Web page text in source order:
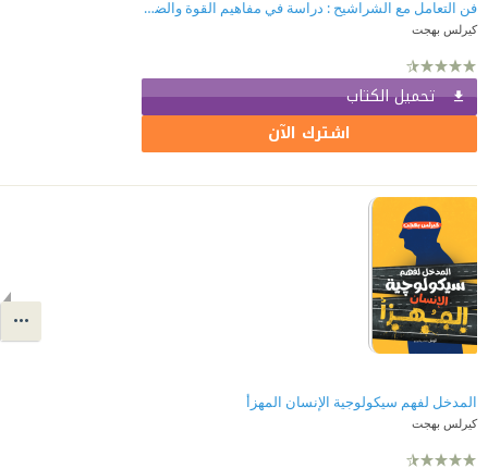
فن التعامل مع الشراشيح : دراسة في مفاهيم القوة والضعف
كيرلس بهجت
تحميل الكتاب
اشترك الآن
المدخل لفهم سيكولوجية الإنسان المهزأ
كيرلس بهجت